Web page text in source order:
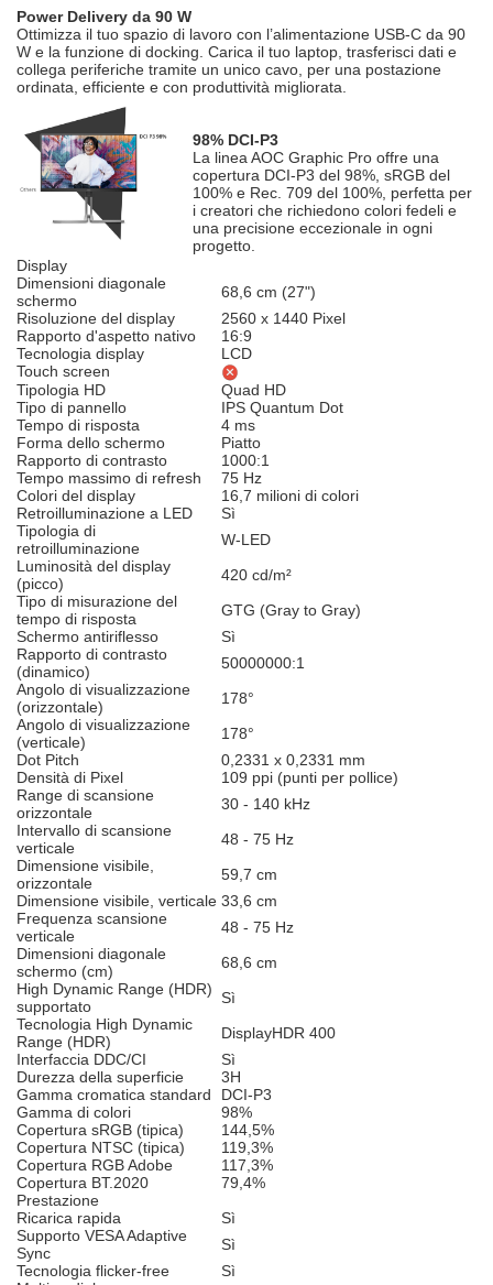
Power Delivery da 90 W
Ottimizza il tuo spazio di lavoro con l’alimentazione USB-C da 90
W e la funzione di docking. Carica il tuo laptop, trasferisci dati e
collega periferiche tramite un unico cavo, per una postazione
ordinata, efficiente e con produttività migliorata.
98% DCI-P3
La linea AOC Graphic Pro offre una
copertura DCI-P3 del 98%, sRGB del
100% e Rec. 709 del 100%, perfetta per
i creatori che richiedono colori fedeli e
una precisione eccezionale in ogni
progetto.
Display
Dimensioni diagonale
schermo
68,6 cm (27")
Risoluzione del display
2560 x 1440 Pixel
Rapporto d'aspetto nativo
16:9
Tecnologia display
LCD
Touch screen
Tipologia HD
Quad HD
Tipo di pannello
IPS Quantum Dot
Tempo di risposta
4 ms
Forma dello schermo
Piatto
Rapporto di contrasto
1000:1
Tempo massimo di refresh
75 Hz
Colori del display
16,7 milioni di colori
Retroilluminazione a LED
Sì
Tipologia di
retroilluminazione
W-LED
Luminosità del display
(picco)
420 cd/m²
Tipo di misurazione del
tempo di risposta
GTG (Gray to Gray)
Schermo antiriflesso
Sì
Rapporto di contrasto
(dinamico)
50000000:1
Angolo di visualizzazione
(orizzontale)
178°
Angolo di visualizzazione
(verticale)
178°
Dot Pitch
0,2331 x 0,2331 mm
Densità di Pixel
109 ppi (punti per pollice)
Range di scansione
orizzontale
30 - 140 kHz
Intervallo di scansione
verticale
48 - 75 Hz
Dimensione visibile,
orizzontale
59,7 cm
Dimensione visibile, verticale 33,6 cm
Frequenza scansione
verticale
48 - 75 Hz
Dimensioni diagonale
schermo (cm)
68,6 cm
High Dynamic Range (HDR)
supportato
Sì
Tecnologia High Dynamic
Range (HDR)
DisplayHDR 400
Interfaccia DDC/CI
Sì
Durezza della superficie
3H
Gamma cromatica standard
DCI-P3
Gamma di colori
98%
Copertura sRGB (tipica)
144,5%
Copertura NTSC (tipica)
119,3%
Copertura RGB Adobe
117,3%
Copertura BT.2020
79,4%
Prestazione
Ricarica rapida
Sì
Supporto VESA Adaptive
Sync
Sì
Tecnologia flicker-free
Sì